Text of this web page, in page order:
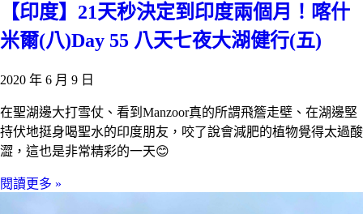
【印度】21天秒決定到印度兩個月！喀什
米爾(八)Day 55 八天七夜大湖健行(五)
2020 年 6 月 9 日
在聖湖邊大打雪仗、看到Manzoor真的所謂飛簷走壁、在湖邊堅
持伏地挺身喝聖水的印度朋友，咬了說會減肥的植物覺得太過酸
澀，這也是非常精彩的一天😊
閱讀更多 »